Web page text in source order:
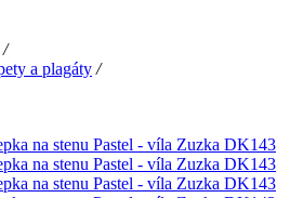
/
a plagáty /